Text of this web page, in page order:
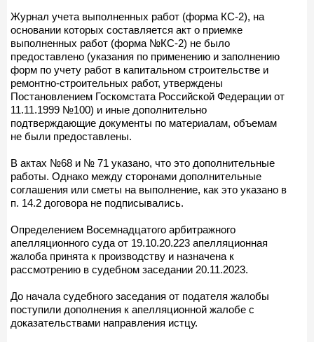
Журнал учета выполненных работ (форма КС-2), на
основании которых составляется акт о приемке
выполненных работ (форма №КС-2) не было
предоставлено (указания по применению и заполнению
форм по учету работ в капитальном строительстве и
ремонтно-строительных работ, утверждены
Постановлением Госкомстата Российской Федерации от
11.11.1999 №100) и иные дополнительно
подтверждающие документы по материалам, объемам
не были предоставлены.
В актах №68 и № 71 указано, что это дополнительные
работы. Однако между сторонами дополнительные
соглашения или сметы на выполнение, как это указано в
п. 14.2 договора не подписывались.
Определением Восемнадцатого арбитражного
апелляционного суда от 19.10.20.223 апелляционная
жалоба принята к производству и назначена к
рассмотрению в судебном заседании 20.11.2023.
До начала судебного заседания от подателя жалобы
поступили дополнения к апелляционной жалобе с
доказательствами направления истцу.